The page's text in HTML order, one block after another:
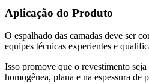
Aplicação do Produto
O espalhado das camadas deve ser
equipes técnicas experientes e
Isso promove que o revestimento
homogênea, plana e na espessura de